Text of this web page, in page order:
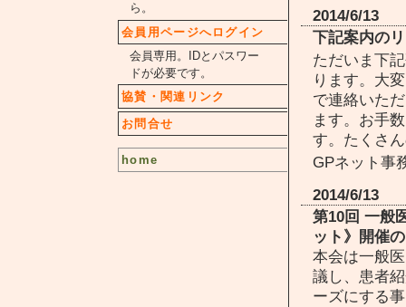
ら。
会員用ページへログイン
会員専用。IDとパスワー
ドが必要です。
協賛・関連リンク
お問合せ
home
2014/6/13
下記案内の
ただいま下
ります。 大
で連絡いた
ます。お手
す。たくさ
GPネット
2014/6/13
第10回 一般
ット》開催
本会は一般
議し、患者
ーズにする